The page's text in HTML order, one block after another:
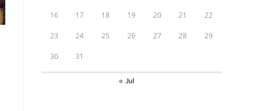
16 17 18 19 20 21 22
23 24 25 26 27 28 29
30 31
« Jul